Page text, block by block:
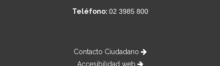
Teléfono: 02 3985 800
Contacto Ciudadano
Accesibilidad web